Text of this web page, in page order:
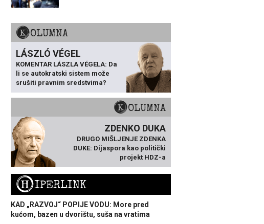
KOLUMNA
LÁSZLÓ VÉGEL
KOMENTAR LÁSZLA VÉGELA: Da
li se autokratski sistem može
srušiti pravnim sredstvima?
KOLUMNA
ZDENKO DUKA
DRUGO MIŠLJENJE ZDENKA
DUKE: Dijaspora kao politički
projekt HDZ-a
HIPERLINK
KAD „RAZVOJ“ POPIJE VODU: More pred
kućom, bazen u dvorištu, suša na vratima